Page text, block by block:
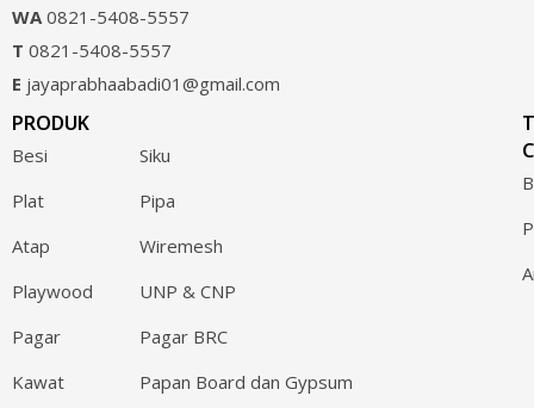
WA0821-5408-5557
T 0821-5408-5557
E jayaprabhaabadi01@gmail.com
PRODUK
Besi
Siku
Plat
Pipa
Atap
Wiremesh
Playwood
UNP & CNP
Pagar
Pagar BRC
Kawat
Papan Board dan Gypsum